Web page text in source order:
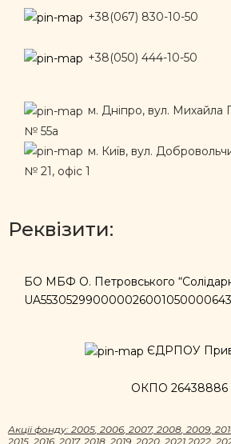
+38(067) 830-10-50
+38(050) 444-10-50
м. Дніпро, вул. Михайла
№ 55а
м. Київ, вул.
№ 21, офіс 1
Реквізити:
БО МБФ О. Петровського
UA553052990000026001050000643
ЄДРПОУ
ОКПО 26438886
Акцii фонду: 2005, 2006, 2007, 2008, 2009,
2015 2016, 2017, 2018 2019 2020 2021 2022